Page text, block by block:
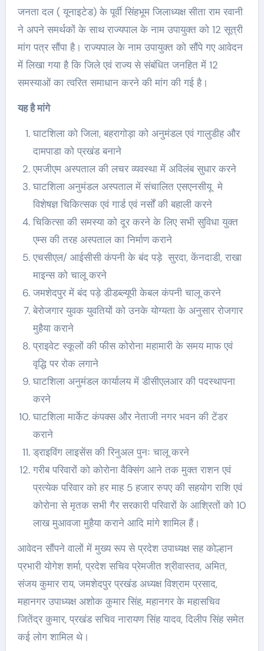
जनता दल ( यूनाइटेड) के पूर्वी सिंहभूम जिलाध्यक्ष सीता राम रवानी
ने अपने समर्थकों के साथ राज्यपाल के नाम उपायुक्त को 12 सूत्री
मांग पत्र सौंपा है। राज्यपाल के नाम उपायुक्त को सौंपे गए आवेदन
में लिखा गया है कि जिले एवं राज्य से संबंधित जनहित में 12
समस्याओं का त्वरित समाधान करने की मांग की गई है।
यह है मांगे
घाटशिला को जिला, बहरागोड़ा को अनुमंडल एवं गालुडीह और
दामपाडा को प्रखंड बनाने
एमजीएम अस्पताल की लचर व्यवस्था में अविलंब सुधार करने
घाटशिला अनुमंडल अस्पताल में संचालित एसएनसीयू मे
विशेषज्ञ चिकित्सक एवं गार्ड एवं नर्सों की बहाली करने
चिकित्सा की समस्या को दूर करने के लिए सभी सुविधा युक्त
एम्स की तरह अस्पताल का निर्माण कराने
एचसीएल/ आईसीसी कंपनी के बंद पड़े सुरदा, केंनदाडी, राखा
माइन्स को चालू करने
जमशेदपुर में बंद पड़े डीडब्ल्यूपी केबल कंपनी चालू करने
बेरोजगार युवक युवतियों को उनके योग्यता के अनुसार रोजगार
मुहैया कराने
प्राइवेट स्कूलों की फीस कोरोना महामारी के समय माफ एवं
वृद्धि पर रोक लगाने
घाटशिला अनुमंडल कार्यालय में डीसीएलआर की पदस्थापना
करने
घाटशिला मार्केट कंपक्स और नेताजी नगर भवन की टेंडर
कराने
ड्राइविंग लाइसेंस की रिनुअल पुनः चालू करने
गरीब परिवारों को कोरोना वैक्सिंग आने तक मुक्त राशन एवं
प्रत्येक परिवार को हर माह 5 हजार रुपए की सहयोग राशि एवं
कोरोना से मृतक सभी गैर सरकारी परिवारों के आश्रितों को 10
लाख मुआवजा मुहैया कराने आदि मांगे शामिल हैं।
आवेदन सौंपने वालों में मुख्य रूप से प्रदेश उपाध्यक्ष सह कोल्हान
प्रभारी योगेश शर्मा, प्रदेश सचिव प्रेमजीत श्रीवास्तव, अमित,
संजय कुमार राय, जमशेदपुर प्रखंड अध्यक्ष विश्राम प्रसाद,
महानगर उपाध्यक्ष अशोक कुमार सिंह, महानगर के महासचिव
जितेंद्र कुमार, प्रखंड सचिव नारायण सिंह यादव, दिलीप सिंह समेत
कई लोग शामिल थे।